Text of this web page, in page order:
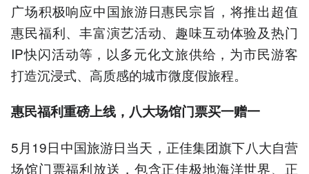
广场积极响应中国旅游日惠民宗旨，将推出超值
惠民福利、丰富演艺活动、趣味互动体验及热门
IP快闪活动等，以多元化文旅供给，为市民游客
打造沉浸式、高质感的城市微度假旅程。
惠民福利重磅上线，八大场馆门票买一赠一
5月19日中国旅游日当天，正佳集团旗下八大自营
场馆门票福利放送，包含正佳极地海洋世界、正